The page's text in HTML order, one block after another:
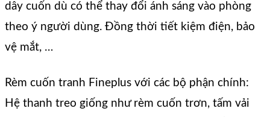
dây cuốn dù có thể thay đổi ánh sáng vào phòng
theo ý người dùng. Đồng thời tiết kiệm điện, bảo
vệ mắt, …
Rèm cuốn tranh Fineplus với các bộ phận chính:
Hệ thanh treo giống như rèm cuốn trơn, tấm vải